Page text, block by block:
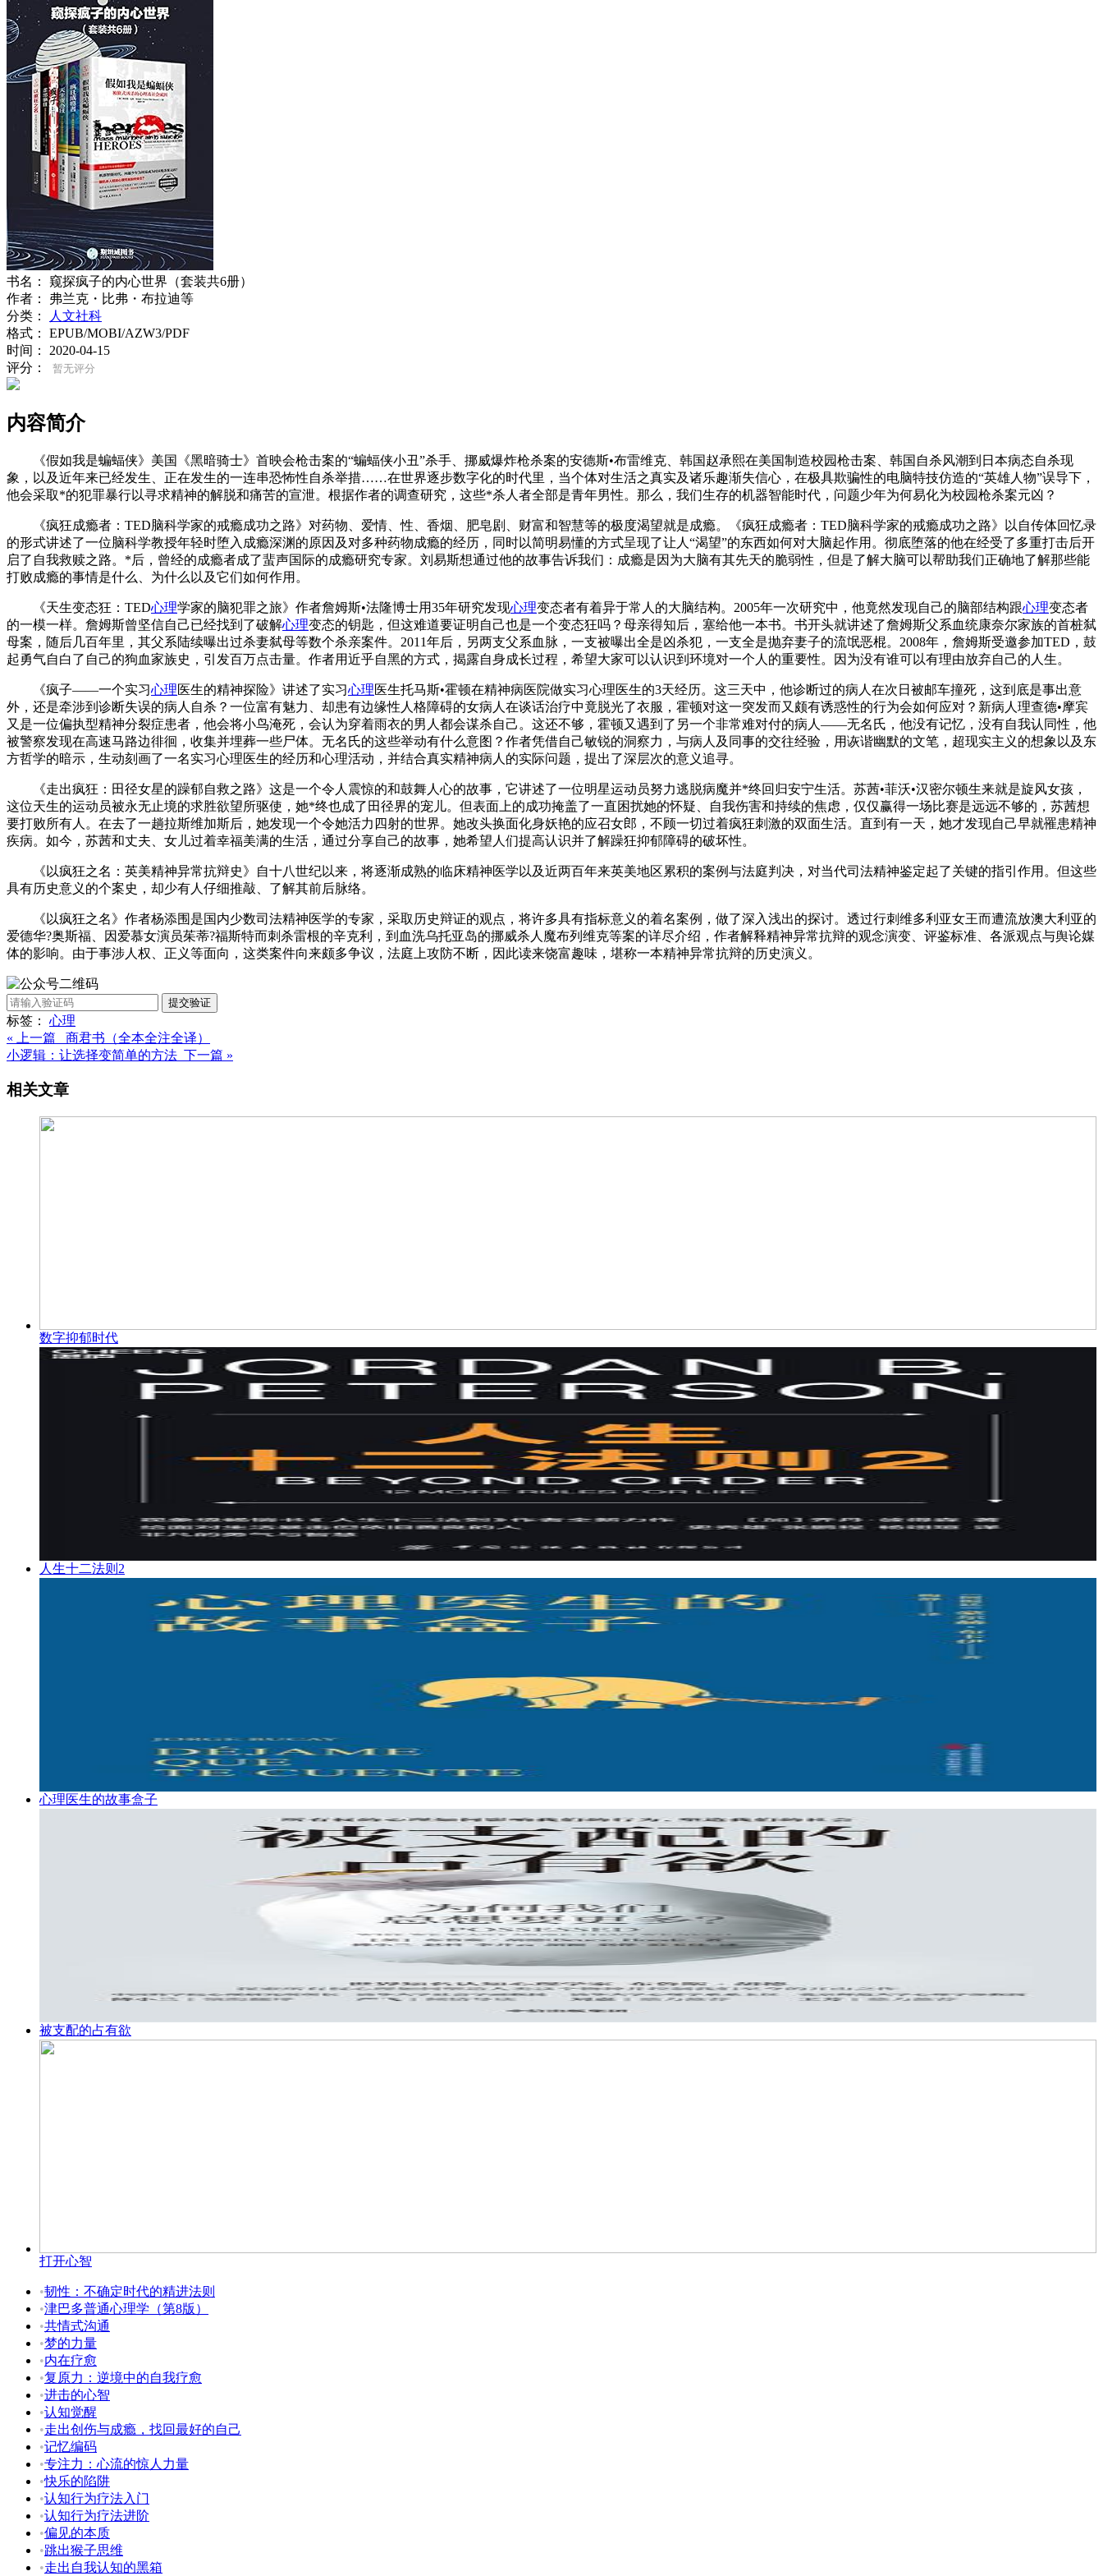
书名：
窥探疯子的内心世界（套装共6册）
作者：
弗兰克・比弗・布拉迪等
分类：
人文社科
格式：
EPUB/MOBI/AZW3/PDF
时间：
2020-04-15
评分：
暂无评分
内容简介
《假如我是蝙蝠侠》美国《黑暗骑士》首映会枪击案的“蝙蝠侠小丑”杀手、挪威爆炸枪杀案的安德斯•布雷维克、韩国赵承熙在美国制造校园枪击案、韩国自杀风潮到日本病态自杀现
象，以及近年来已经发生、正在发生的一连串恐怖性自杀举措……在世界逐步数字化的时代里，当个体对生活之真实及诸乐趣渐失信心，在极具欺骗性的电脑特技仿造的“英雄人物”误导下，
他会采取*的犯罪暴行以寻求精神的解脱和痛苦的宣泄。根据作者的调查研究，这些*杀人者全部是青年男性。那么，我们生存的机器智能时代，问题少年为何易化为校园枪杀案元凶？
《疯狂成瘾者：TED脑科学家的戒瘾成功之路》对药物、爱情、性、香烟、肥皂剧、财富和智慧等的极度渴望就是成瘾。《疯狂成瘾者：TED脑科学家的戒瘾成功之路》以自传体回忆录
的形式讲述了一位脑科学教授年轻时堕入成瘾深渊的原因及对多种药物成瘾的经历，同时以简明易懂的方式呈现了让人“渴望”的东西如何对大脑起作用。彻底堕落的他在经受了多重打击后开
启了自我救赎之路。*后，曾经的成瘾者成了蜚声国际的成瘾研究专家。刘易斯想通过他的故事告诉我们：成瘾是因为大脑有其先天的脆弱性，但是了解大脑可以帮助我们正确地了解那些能
打败成瘾的事情是什么、为什么以及它们如何作用。
《天生变态狂：TED心理学家的脑犯罪之旅》作者詹姆斯•法隆博士用35年研究发现心理变态者有着异于常人的大脑结构。2005年一次研究中，他竟然发现自己的脑部结构跟心理变态者
的一模一样。詹姆斯曾坚信自己已经找到了破解心理变态的钥匙，但这难道要证明自己也是一个变态狂吗？母亲得知后，塞给他一本书。书开头就讲述了詹姆斯父系血统康奈尔家族的首桩弑
母案，随后几百年里，其父系陆续曝出过杀妻弑母等数个杀亲案件。2011年后，另两支父系血脉，一支被曝出全是凶杀犯，一支全是抛弃妻子的流氓恶棍。2008年，詹姆斯受邀参加TED，鼓
起勇气自白了自己的狗血家族史，引发百万点击量。作者用近乎自黑的方式，揭露自身成长过程，希望大家可以认识到环境对一个人的重要性。因为没有谁可以有理由放弃自己的人生。
《疯子——一个实习心理医生的精神探险》讲述了实习心理医生托马斯•霍顿在精神病医院做实习心理医生的3天经历。这三天中，他诊断过的病人在次日被邮车撞死，这到底是事出意
外，还是牵涉到诊断失误的病人自杀？一位富有魅力、却患有边缘性人格障碍的女病人在谈话治疗中竟脱光了衣服，霍顿对这一突发而又颇有诱惑性的行为会如何应对？新病人理查德•摩宾
又是一位偏执型精神分裂症患者，他会将小鸟淹死，会认为穿着雨衣的男人都会谋杀自己。这还不够，霍顿又遇到了另一个非常难对付的病人——无名氏，他没有记忆，没有自我认同性，他
被警察发现在高速马路边徘徊，收集并埋葬一些尸体。无名氏的这些举动有什么意图？作者凭借自己敏锐的洞察力，与病人及同事的交往经验，用诙谐幽默的文笔，超现实主义的想象以及东
方哲学的暗示，生动刻画了一名实习心理医生的经历和心理活动，并结合真实精神病人的实际问题，提出了深层次的意义追寻。
《走出疯狂：田径女星的躁郁自救之路》这是一个令人震惊的和鼓舞人心的故事，它讲述了一位明星运动员努力逃脱病魔并*终回归安宁生活。苏茜•菲沃•汉密尔顿生来就是旋风女孩，
这位天生的运动员被永无止境的求胜欲望所驱使，她*终也成了田径界的宠儿。但表面上的成功掩盖了一直困扰她的怀疑、自我伤害和持续的焦虑，仅仅赢得一场比赛是远远不够的，苏茜想
要打败所有人。在去了一趟拉斯维加斯后，她发现一个令她活力四射的世界。她改头换面化身妖艳的应召女郎，不顾一切过着疯狂刺激的双面生活。直到有一天，她才发现自己早就罹患精神
疾病。如今，苏茜和丈夫、女儿过着幸福美满的生活，通过分享自己的故事，她希望人们提高认识并了解躁狂抑郁障碍的破坏性。
《以疯狂之名：英美精神异常抗辩史》自十八世纪以来，将逐渐成熟的临床精神医学以及近两百年来英美地区累积的案例与法庭判决，对当代司法精神鉴定起了关键的指引作用。但这些
具有历史意义的个案史，却少有人仔细推敲、了解其前后脉络。
《以疯狂之名》作者杨添围是国内少数司法精神医学的专家，采取历史辩证的观点，将许多具有指标意义的着名案例，做了深入浅出的探讨。透过行刺维多利亚女王而遭流放澳大利亚的
爱德华?奥斯福、因爱慕女演员茱蒂?福斯特而刺杀雷根的辛克利，到血洗乌托亚岛的挪威杀人魔布列维克等案的详尽介绍，作者解释精神异常抗辩的观念演变、评鉴标准、各派观点与舆论媒
体的影响。由于事涉人权、正义等面向，这类案件向来颇多争议，法庭上攻防不断，因此读来饶富趣味，堪称一本精神异常抗辩的历史演义。
提交验证
标签：
心理
« 上一篇 商君书（全本全注全译）
小逻辑：让选择变简单的方法 下一篇 »
相关文章
数字抑郁时代
人生十二法则2
心理医生的故事盒子
被支配的占有欲
打开心智
•韧性：不确定时代的精进法则
•津巴多普通心理学（第8版）
•共情式沟通
•梦的力量
•内在疗愈
•复原力：逆境中的自我疗愈
•进击的心智
•认知觉醒
•走出创伤与成瘾，找回最好的自己
•记忆编码
•专注力：心流的惊人力量
•快乐的陷阱
•认知行为疗法入门
•认知行为疗法进阶
•偏见的本质
•跳出猴子思维
•走出自我认知的黑箱